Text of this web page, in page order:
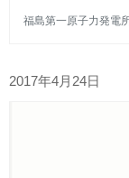
福島第一原子力発電
2017年4月24日